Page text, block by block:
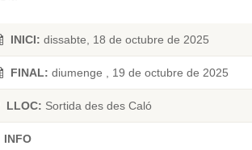
INICI: dissabte, 18 de octubre de 2025
FINAL: diumenge , 19 de octubre de 2025
LLOC: Sortida des des Caló
INFO